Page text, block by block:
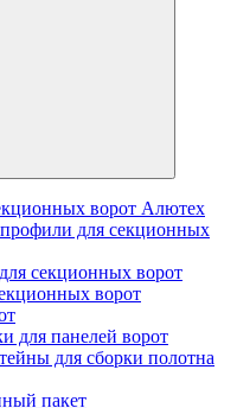
ворот Алютех
для секционных
секционных ворот
ворот
для панелей ворот
для сборки полотна
пакет